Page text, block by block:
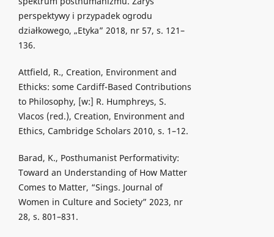
perspektywy i przypadek ogrodu
działkowego, „Etyka” 2018, nr 57, s. 121–
136.
Attfield, R., Creation, Environment and
Ethicks: some Cardiff-Based Contributions
to Philosophy, [w:] R. Humphreys, S.
Vlacos (red.), Creation, Environment and
Ethics, Cambridge Scholars 2010, s. 1–12.
Barad, K., Posthumanist Performativity:
Toward an Understanding of How Matter
Comes to Matter, “Sings. Journal of
Women in Culture and Society” 2023, nr
28, s. 801–831.